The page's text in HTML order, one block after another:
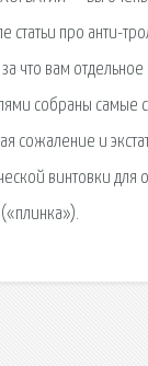
статьи про анти-
что вам
собраны
сожаление и
винтовки для